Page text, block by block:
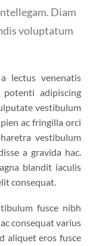
Diam
voluptatum
lectus venenatis
adipiscing
vestibulum
ac fringilla orci
vestibulum
a gravida hac.
blandit iaculis
consequat.
fusce nibh
consequat varius
aliquet eros fusce